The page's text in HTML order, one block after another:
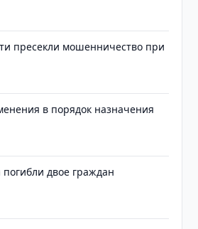
пресекли мошенничество при
в порядок назначения
двое граждан